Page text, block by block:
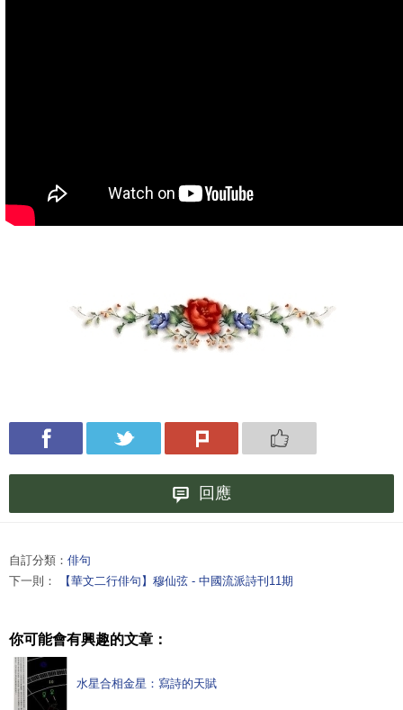
回應
自訂分類： 俳句
下一則：
【華文二行俳句】穆仙弦 - 中國流派詩刊11期
你可能會有興趣的文章：
水星合相金星：寫詩的天賦